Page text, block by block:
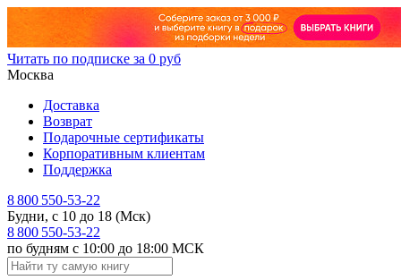
Читать по подписке за 0 руб
Москва
Доставка
Возврат
Подарочные сертификаты
Корпоративным клиентам
Поддержка
8 800 550-53-22
Будни, с 10 до 18 (Мск)
8 800 550-53-22
по будням с 10:00 до 18:00 МСК